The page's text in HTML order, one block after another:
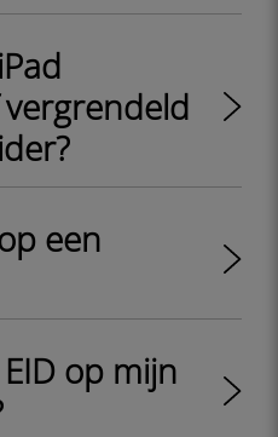
een
op mijn